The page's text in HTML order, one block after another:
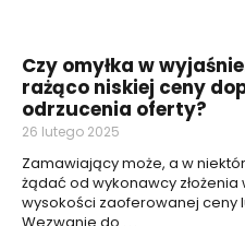
Czy omyłka w
rażąco niskiej ceny
odrzucenia oferty?
26 lutego 2025
Zamawiający może, a w
żądać od wykonawcy
wysokości zaoferowanej ceny